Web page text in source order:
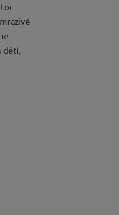
dětí,